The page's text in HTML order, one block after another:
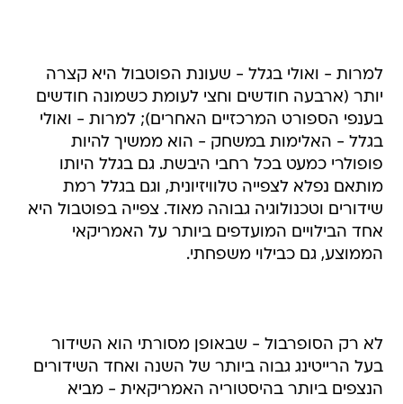
למרות - ואולי בגלל - שעונת הפוטבול היא קצרה
יותר (ארבעה חודשים וחצי לעומת כשמונה חודשים
בענפי הספורט המרכזיים האחרים); למרות - ואולי
בגלל - האלימות במשחק - הוא ממשיך להיות
פופולרי כמעט בכל רחבי היבשת. גם בגלל היותו
מותאם נפלא לצפייה טלוויזיונית, וגם בגלל רמת
שידורים וטכנולוגיה גבוהה מאוד. צפייה בפוטבול היא
אחד הבילויים המועדפים ביותר על האמריקאי
הממוצע, גם כבילוי משפחתי.
לא רק הסופרבול - שבאופן מסורתי הוא השידור
בעל הרייטינג גבוה ביותר של השנה ואחד השידורים
הנצפים ביותר בהיסטוריה האמריקאית - מביא